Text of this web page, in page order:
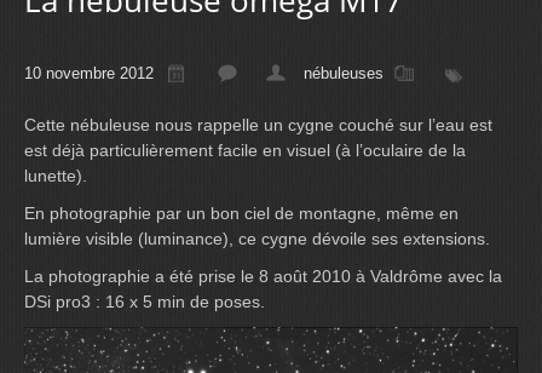
10 novembre 2012 nébuleuses
Cette nébuleuse nous rappelle un cygne couché sur l’eau est
est déjà particulièrement facile en visuel (à l’oculaire de la
lunette).
En photographie par un bon ciel de montagne, même en
lumière visible (luminance), ce cygne dévoile ses extensions.
La photographie a été prise le 8 août 2010 à Valdrôme avec la
DSi pro3 : 16 x 5 min de poses.